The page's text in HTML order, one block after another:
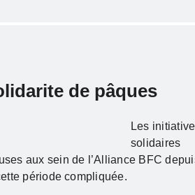
de pâques
Les
solidaires
aux sein de l’Alliance BFC
période compliquée.